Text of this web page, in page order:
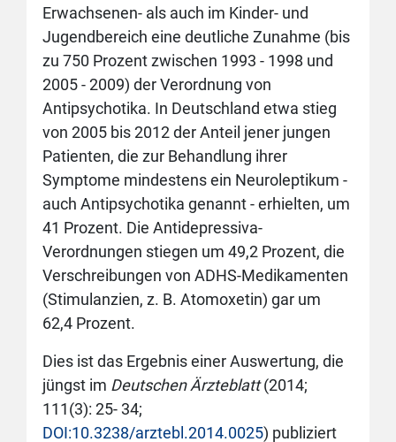
Erwachsenen- als auch im Kinder- und
Jugendbereich eine deutliche Zunahme (bis
zu 750 Prozent zwischen 1993 - 1998 und
2005 - 2009) der Verordnung von
Antipsychotika. In Deutschland etwa stieg
von 2005 bis 2012 der Anteil jener jungen
Patienten, die zur Behandlung ihrer
Symptome mindestens ein Neuroleptikum -
auch Antipsychotika genannt - erhielten, um
41 Prozent. Die Antidepressiva-
Verordnungen stiegen um 49,2 Prozent, die
Verschreibungen von ADHS-Medikamenten
(Stimulanzien, z. B. Atomoxetin) gar um
62,4 Prozent.
Dies ist das Ergebnis einer Auswertung, die
jüngst im Deutschen Ärzteblatt(2014;
111(3): 25- 34;
DOI:10.3238/arztebl.2014.0025) publiziert